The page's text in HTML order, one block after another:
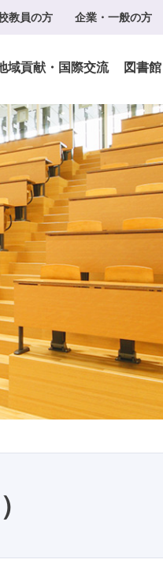
教員の方 企業・一般の方
域貢献・国際交流 図書